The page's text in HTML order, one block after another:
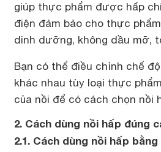
giúp thực phẩm được hấp
điện đảm bảo cho thực
dinh dưỡng, không dầu mỡ,
Bạn có thể điều chỉnh chế
khác nhau tùy loại thực
của nồi để có cách chọn nồi
2. Cách dùng nồi hấp đúng
2.1. Cách dùng nồi hấp